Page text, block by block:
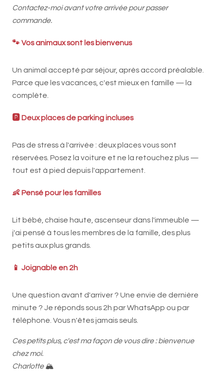
Contactez-moi avant votre arrivée pour passer
commande.
🐾 Vos animaux sont les bienvenus
Un animal accepté par séjour, après accord préalable.
Parce que les vacances, c'est mieux en famille — la
complète.
🅿️ Deux places de parking incluses
Pas de stress à l'arrivée : deux places vous sont
réservées. Posez la voiture et ne la retouchez plus —
tout est à pied depuis l'appartement.
👶 Pensé pour les familles
Lit bébé, chaise haute, ascenseur dans l'immeuble —
j'ai pensé à tous les membres de la famille, des plus
petits aux plus grands.
📱 Joignable en 2h
Une question avant d'arriver ? Une envie de dernière
minute ? Je réponds sous 2h par WhatsApp ou par
téléphone. Vous n'êtes jamais seuls.
Ces petits plus, c'est ma façon de vous dire : bienvenue
chez moi.
Charlotte🏔️